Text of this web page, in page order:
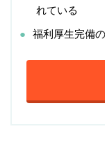
れている
福利厚生完備